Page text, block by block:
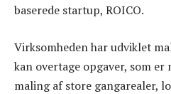
baserede startup, ROICO.
Virksomheden har udviklet
kan overtage opgaver, som er
maling af store gangarealer,